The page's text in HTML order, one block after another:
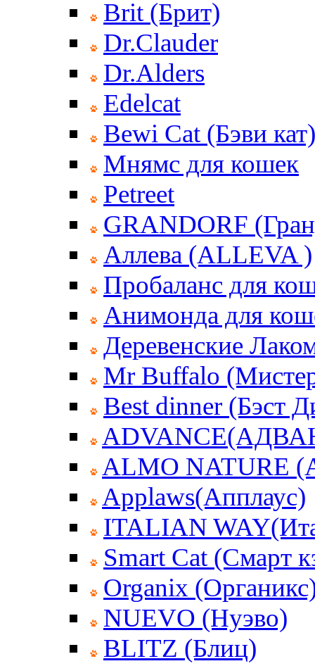
Brit (Брит)
Dr.Clauder
Dr.Alders
Edelcat
Bewi Cat (Бэви кат)
Мнямс для кошек
Petreet
GRANDORF
Аллева (ALLEVA )
Пробаланс для
Анимонда для
Деревенские
Mr Buffalo
Best dinner (Бэст
ALMO
Applaws(Апплаус)
ITALIAN
Smart Cat (Смарт
Organix
NUEVO (Нуэво)
BLITZ (Блиц)